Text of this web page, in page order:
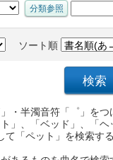
ソート順
・半濁音符「゜」を
」、「ベッド」、「
て「ペット」を検索